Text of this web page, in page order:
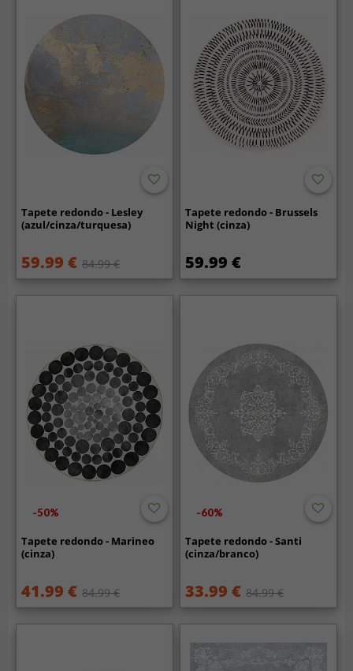
Tapete redondo - Lesley
(azul/cinza/turquesa)
59.99 € 84.99 €
Tapete redondo - Brussels
Night (cinza)
59.99 €
-50%
Tapete redondo - Marineo
(cinza)
41.99 € 84.99 €
-60%
Tapete redondo - Santi
(cinza/branco)
33.99 € 84.99 €